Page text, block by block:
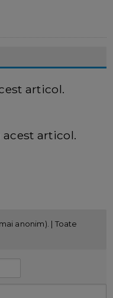
articol.
articol.
anonim). | Toate